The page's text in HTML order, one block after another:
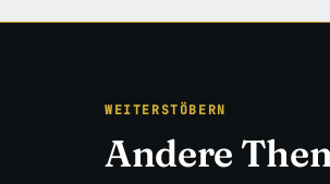
WEITERSTÖBERN
Andere
SZENE UNFILTERED